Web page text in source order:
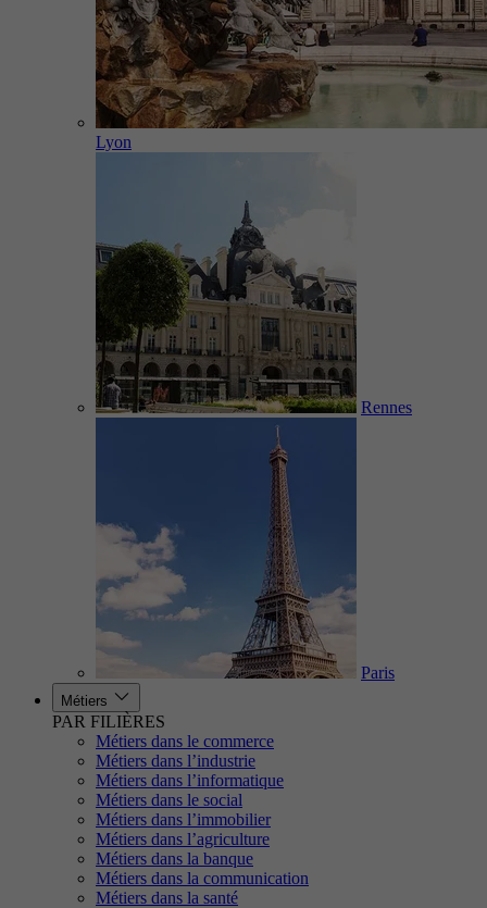
Lyon
Rennes
Paris
Métiers
PAR FILIÈRES
Métiers dans le commerce
Métiers dans l’industrie
Métiers dans l’informatique
Métiers dans le social
Métiers dans l’immobilier
Métiers dans l’agriculture
Métiers dans la banque
Métiers dans la communication
Métiers dans la santé